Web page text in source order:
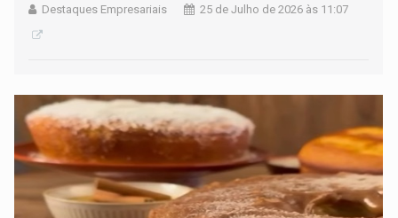
Destaques Empresariais 25 de Julho de 2026 às 11:07